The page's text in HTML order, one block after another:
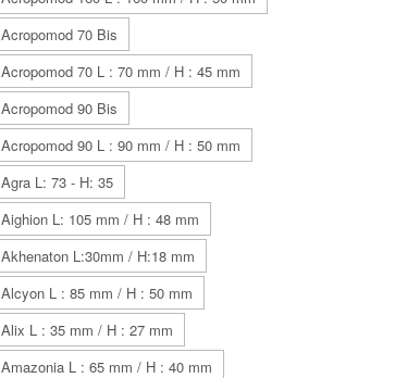
Acropomod 70 Bis
Acropomod 70 L : 70 mm / H : 45 mm
Acropomod 90 Bis
Acropomod 90 L : 90 mm / H : 50 mm
Agra L: 73 - H: 35
Aighion L: 105 mm / H : 48 mm
Akhenaton L:30mm / H:18 mm
Alcyon L : 85 mm / H : 50 mm
Alix L : 35 mm / H : 27 mm
Amazonia L : 65 mm / H : 40 mm